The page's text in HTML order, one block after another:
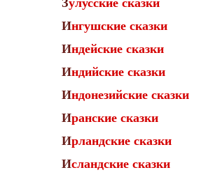
Зулусские сказки
Ингушские сказки
Индейские сказки
Индийские сказки
Индонезийские сказки
Иранские сказки
Ирландские сказки
Исландские сказки